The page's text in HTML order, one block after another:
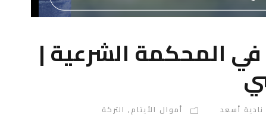
في المحكمة الشرعية |
نادية أسعد أموال الأيتام, التركة